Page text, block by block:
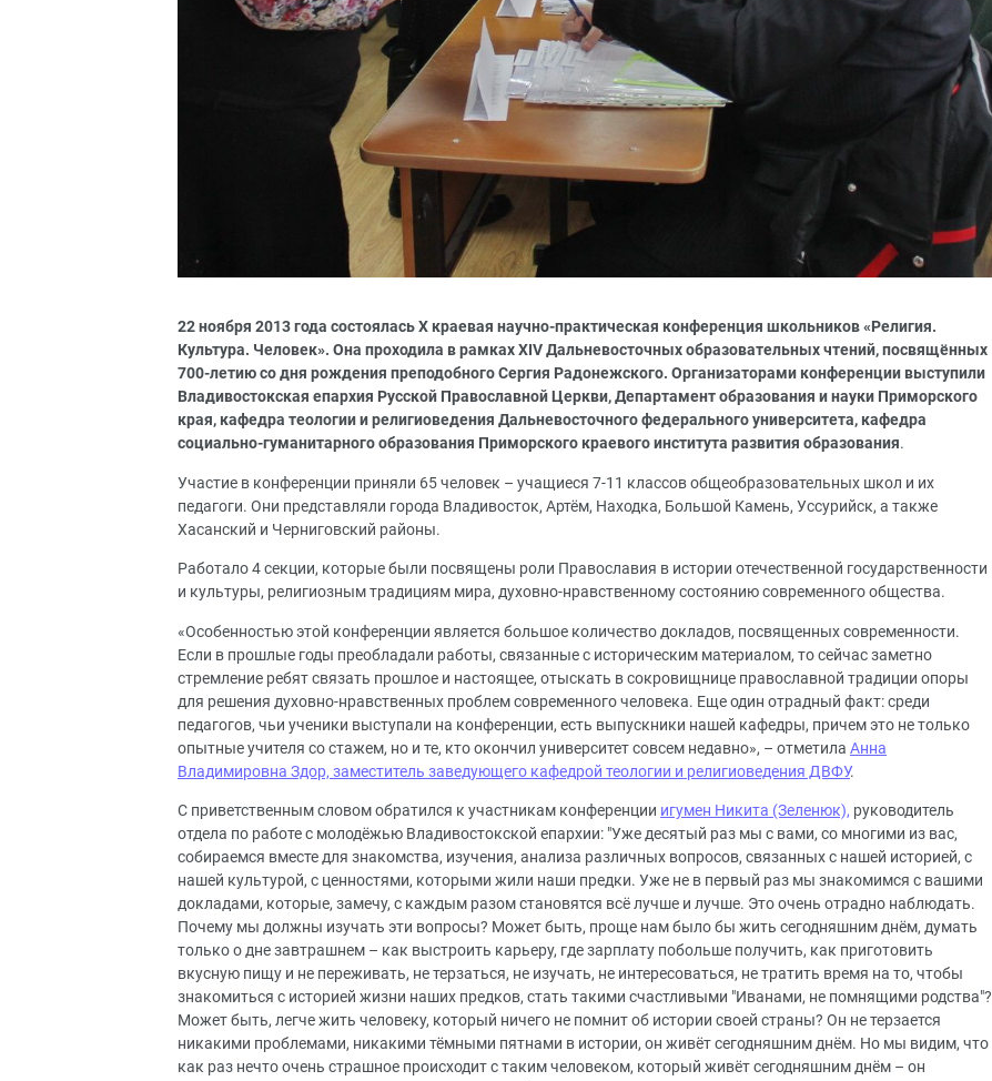
22 ноября 2013 года состоялась Х краевая научно-практическая конференция школьников «Религия.
Культура. Человек». Она проходила в рамках XIV Дальневосточных образовательных чтений, посвящённых
700-летию со дня рождения преподобного Сергия Радонежского. Организаторами конференции выступили
Владивостокская епархия Русской Православной Церкви, Департамент образования и науки Приморского
края, кафедра теологии и религиоведения Дальневосточного федерального университета, кафедра
социально-гуманитарного образования Приморского краевого института развития образования.
Участие в конференции приняли 65 человек – учащиеся 7-11 классов общеобразовательных школ и их
педагоги. Они представляли города Владивосток, Артём, Находка, Большой Камень, Уссурийск, а также
Хасанский и Черниговский районы.
Работало 4 секции, которые были посвящены роли Православия в истории отечественной государственности
и культуры, религиозным традициям мира, духовно-нравственному состоянию современного общества.
«Особенностью этой конференции является большое количество докладов, посвященных современности.
Если в прошлые годы преобладали работы, связанные с историческим материалом, то сейчас заметно
стремление ребят связать прошлое и настоящее, отыскать в сокровищнице православной традиции опоры
для решения духовно-нравственных проблем современного человека. Еще один отрадный факт: среди
педагогов, чьи ученики выступали на конференции, есть выпускники нашей кафедры, причем это не только
опытные учителя со стажем, но и те, кто окончил университет совсем недавно», – отметила Анна
Владимировна Здор, заместитель заведующего кафедрой теологии и религиоведения ДВФУ.
С приветственным словом обратился к участникам конференции игумен Никита (Зеленюк), руководитель
отдела по работе с молодёжью Владивостокской епархии: "Уже десятый раз мы с вами, со многими из вас,
собираемся вместе для знакомства, изучения, анализа различных вопросов, связанных с нашей историей, с
нашей культурой, с ценностями, которыми жили наши предки. Уже не в первый раз мы знакомимся с вашими
докладами, которые, замечу, с каждым разом становятся всё лучше и лучше. Это очень отрадно наблюдать.
Почему мы должны изучать эти вопросы? Может быть, проще нам было бы жить сегодняшним днём, думать
только о дне завтрашнем – как выстроить карьеру, где зарплату побольше получить, как приготовить
вкусную пищу и не переживать, не терзаться, не изучать, не интересоваться, не тратить время на то, чтобы
знакомиться с историей жизни наших предков, стать такими счастливыми "Иванами, не помнящими родства"?
Может быть, легче жить человеку, который ничего не помнит об истории своей страны? Он не терзается
никакими проблемами, никакими тёмными пятнами в истории, он живёт сегодняшним днём. Но мы видим, что
как раз нечто очень страшное происходит с таким человеком, который живёт сегодняшним днём – он